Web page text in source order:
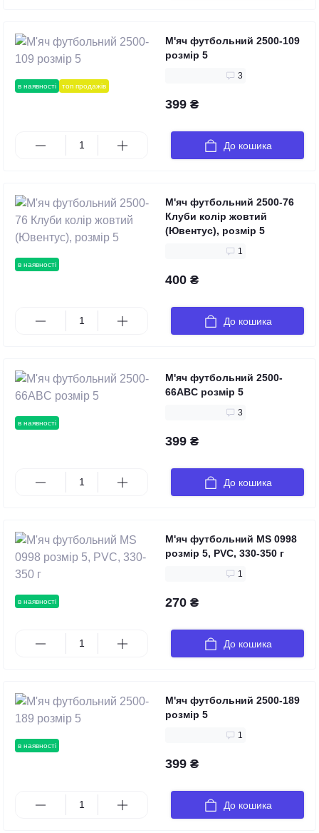
в наявності топ продажів
М'яч футбольний 2500-109
розмір 5
3
399 ₴
До кошика
в наявності
М'яч футбольний 2500-76
Клуби колір жовтий
(Ювентус), розмір 5
1
400 ₴
До кошика
в наявності
М'яч футбольний 2500-
66ABC розмір 5
3
399 ₴
До кошика
в наявності
М'яч футбольний MS 0998
розмір 5, PVC, 330-350 г
1
270 ₴
До кошика
в наявності
М'яч футбольний 2500-189
розмір 5
1
399 ₴
До кошика